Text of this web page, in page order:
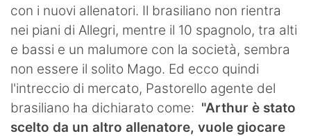
con i nuovi allenatori. Il brasiliano non rientra
nei piani di Allegri, mentre il 10 spagnolo, tra alti
e bassi e un malumore con la società, sembra
non essere il solito Mago. Ed ecco quindi
l'intreccio di mercato, Pastorello agente del
brasiliano ha dichiarato come: "Arthur è stato
scelto da un altro allenatore, vuole giocare